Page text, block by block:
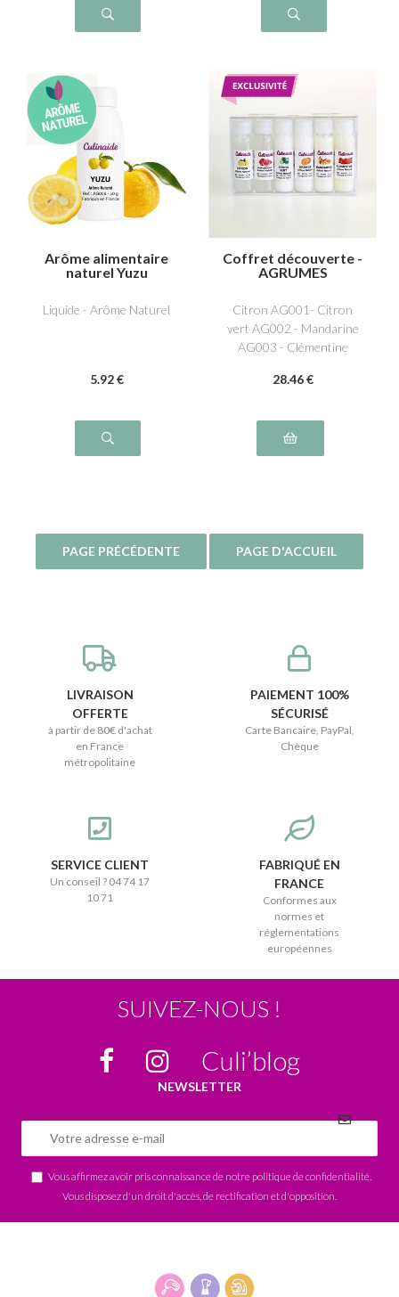
Arôme alimentaire
naturel Yuzu
Liquide - Arôme Naturel
5.92 €
Coffret découverte -
AGRUMES
Citron AG001- Citron
vert AG002 - Mandarine
AG003 - Clémentine
Pamplemousse AG005
28.46 €
LIVRAISON
OFFERTE
à partir de 80€ d'achat
en France
métropolitaine
PAIEMENT 100%
SÉCURISÉ
Carte Bancaire, PayPal,
Chèque
SERVICE CLIENT
Un conseil ? 04 74 17
10 71
FABRIQUÉ EN
FRANCE
Conformes aux
normes et
réglementations
européennes
SUIVEZ-NOUS !
Culi’blog
NEWSLETTER
Vous affirmez avoir pris connaissance de notre politique de confidentialité
Vous disposez d'un droit d'accès, de rectification et d'opposition.